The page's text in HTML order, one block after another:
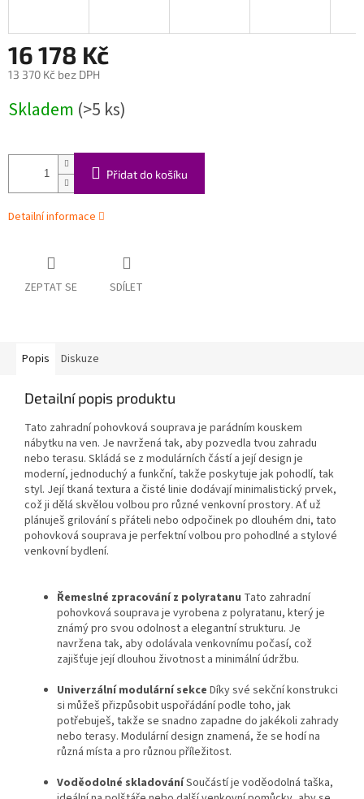
16 178 Kč
13 370 Kč bez DPH
cena:
Skladem (>5 ks)
Přidat do košíku
Detailní informace
ZEPTAT SE SDÍLET
Popis Diskuze
Detailní popis produktu
Tato zahradní pohovková souprava je parádním kouskem
nábytku na ven. Je navržená tak, aby pozvedla tvou zahradu
nebo terasu. Skládá se z modulárních částí a její design je
moderní, jednoduchý a funkční, takže poskytuje jak pohodlí, tak
styl. Její tkaná textura a čisté linie dodávají minimalistický prvek,
což ji dělá skvělou volbou pro různé venkovní prostory. Ať už
plánuješ grilování s přáteli nebo odpočinek po dlouhém dni, tato
pohovková souprava je perfektní volbou pro pohodlné a stylové
venkovní bydlení.
Řemeslné zpracování z polyratanu Tato zahradní
pohovková souprava je vyrobena z polyratanu, který je
známý pro svou odolnost a elegantní strukturu. Je
navržena tak, aby odolávala venkovnímu počasí, což
zajišťuje její dlouhou životnost a minimální údržbu.
Univerzální modulární sekce Díky své sekční konstrukci
si můžeš přizpůsobit uspořádání podle toho, jak
potřebuješ, takže se snadno zapadne do jakékoli zahrady
nebo terasy. Modulární design znamená, že se hodí na
různá místa a pro různou příležitost.
Voděodolné skladováníSoučástí je voděodolná taška,